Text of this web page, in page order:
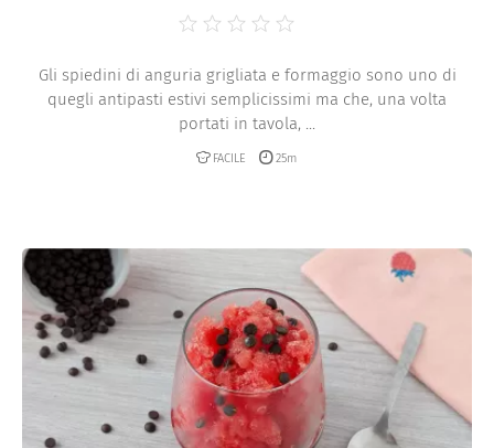
Gli spiedini di anguria grigliata e formaggio sono uno di
quegli antipasti estivi semplicissimi ma che, una volta
portati in tavola, ...
FACILE 25m